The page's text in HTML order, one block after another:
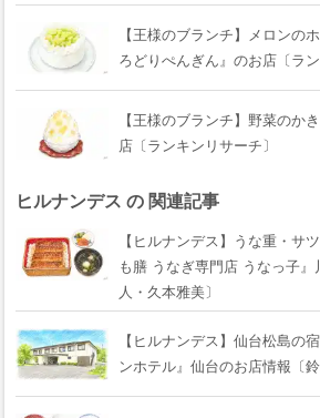
【王様のブランチ】メロンの
ろどりぺんぎん』のお店〔ラン
【王様のブランチ】野菜のか
店〔ランキンリサーチ〕
ヒルナンデス の 関連記事
【ヒルナンデス】うな重・サ
も膳 うなぎ専門店 うなっ子
人・久本雅美〕
【ヒルナンデス】仙台松島の
ンホテル』仙台のお店情報〔